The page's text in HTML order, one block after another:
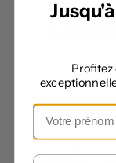
Les
Profitez